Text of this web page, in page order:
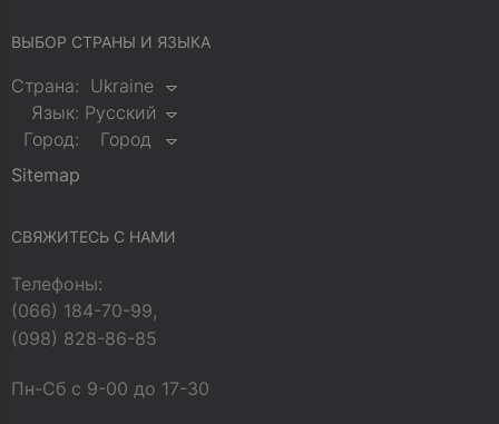
ВЫБОР СТРАНЫ И ЯЗЫКА
Страна: Ukraine
Язык: Русский
Город:
Город
Sitemap
СВЯЖИТЕСЬ С НАМИ
Телефоны:
(066) 184-70-99,
(098) 828-86-85
Пн-Сб с 9-00 до 17-30